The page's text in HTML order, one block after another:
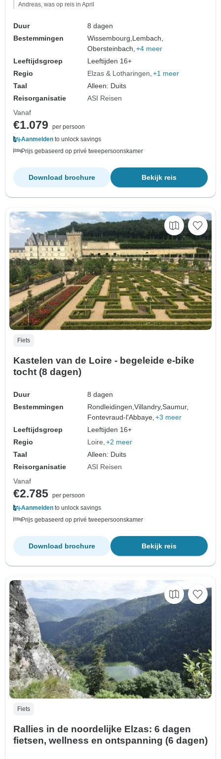
Andreas, was op reis in April
Duur
8 dagen
Bestemmingen
Wissembourg, Lembach,
Obersteinbach, +4 meer
Leeftijdsgroep
Leeftijden 16+
Regio
Elzas & Lotharingen +1 meer
Taal
Alleen: Duits
Reisorganisatie
ASI Reisen
Vanaf
€1.079
per persoon
Aanmelden to unlock savings
Prijs gebaseerd op privé tweepersoonskamer
Bekijk reis
Download brochure
Fiets
Kastelen van de Loire - begeleide e-bike
tocht (8 dagen)
Duur
8 dagen
Bestemmingen
Rondleidingen,Villandry,Saumur,
Fontevraud-l'Abbaye, +3 meer
Leeftijdsgroep
Leeftijden 16+
Regio
Loire +2 meer
Taal
Alleen: Duits
Reisorganisatie
ASI Reisen
Vanaf
€2.785 per persoon
Aanmelden to unlock savings
Prijs gebaseerd op privé tweepersoonskamer
Bekijk reis
Download brochure
Fiets
Rallies in de noordelijke Elzas: 6 dagen
fietsen, wellness en ontspanning (6 dagen)